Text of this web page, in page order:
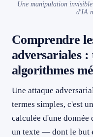
Une manipulation
d'IA
Comprendre
adversariales
algorithmes
Une attaque
termes simples, c'est
calculée d'une
un texte — dont le but